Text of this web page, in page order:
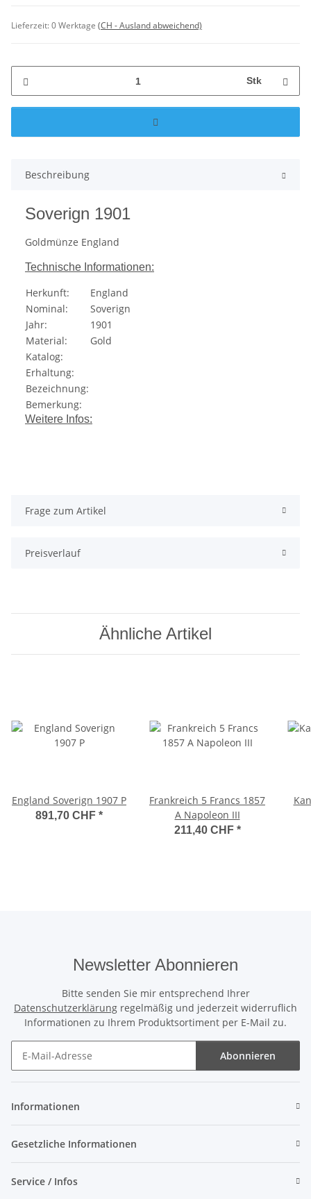
Lieferzeit:0 Werktage (CH - Ausland abweichend)
Stk
Beschreibung
Soverign 1901
Goldmünze England
Technische Informationen:
Herkunft:
England
Nominal:
Soverign
Jahr:
1901
Material:
Gold
Katalog:
Erhaltung:
Bezeichnung:
Bemerkung:
Weitere Infos:
Frage zum Artikel
Preisverlauf
Ähnliche Artikel
England Soverign 1907 P
891,70 CHF *
Frankreich 5 Francs 1857
A Napoleon III
211,40 CHF *
Newsletter Abonnieren
Bitte senden Sie mir entsprechend Ihrer
Datenschutzerklärung regelmäßig und jederzeit widerruflich
Informationen zu Ihrem Produktsortiment per E-Mail zu.
Abonnieren
Informationen
Gesetzliche Informationen
Service / Infos